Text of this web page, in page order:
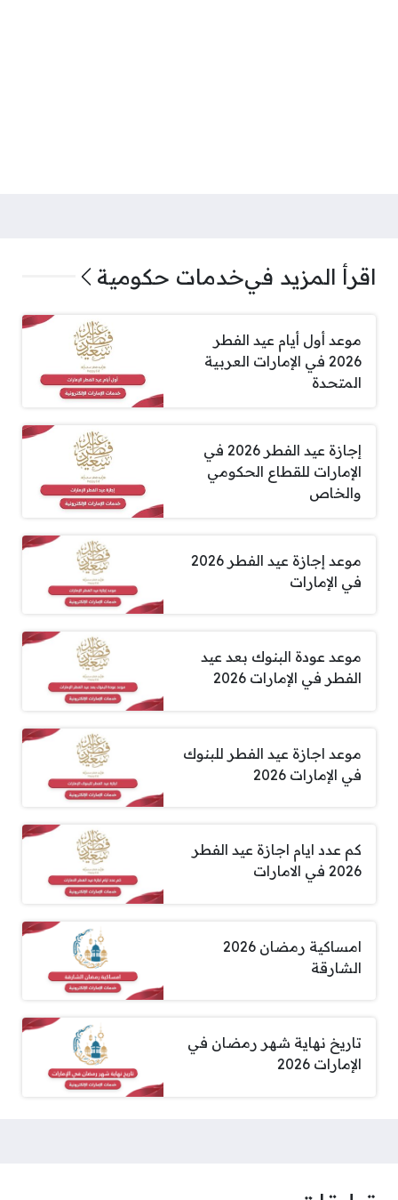
اقرأ المزيد فيخدمات حكومية
موعد أول أيام عيد الفطر
2026 في الإمارات العربية
المتحدة
إجازة عيد الفطر 2026 في
الإمارات للقطاع الحكومي
والخاص
موعد إجازة عيد الفطر 2026
في الإمارات
موعد عودة البنوك بعد عيد
الفطر في الإمارات 2026
موعد اجازة عيد الفطر للبنوك
في الإمارات 2026
كم عدد ايام اجازة عيد الفطر
2026 في الامارات
امساكية رمضان 2026
الشارقة
تاريخ نهاية شهر رمضان في
الإمارات 2026